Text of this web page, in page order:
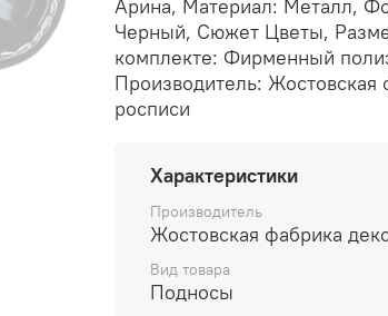
Арина, Материал: Металл,
Черный, Сюжет Цветы,
комплекте: Фирменный
Производитель: Жостовская
росписи
Характеристики
Производитель
Жостовская фабрика
Вид товара
Подносы